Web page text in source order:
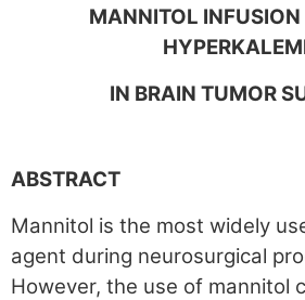
MANNITOL
IN BRAIN TUMOR
ABSTRACT
Mannitol is the most widely
agent during neurosurgical
However, the use of mannitol